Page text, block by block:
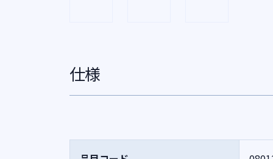
仕様